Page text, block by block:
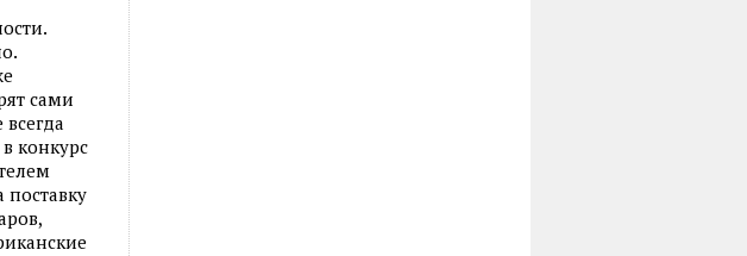
сами
конкурс
поставку